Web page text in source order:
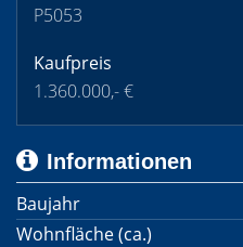
P5053
Kaufpreis
1.360.000,- €
Informationen
Baujahr
Wohnfläche (ca.)